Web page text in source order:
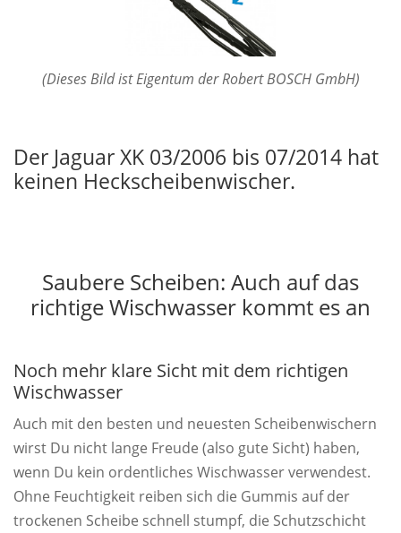
(Dieses Bild ist Eigentum der Robert BOSCH GmbH)
Der Jaguar XK 03/2006 bis 07/2014 hat
keinen Heckscheibenwischer.
Saubere Scheiben: Auch auf das
richtige Wischwasser kommt es an
Noch mehr klare Sicht mit dem richtigen
Wischwasser
Auch mit den besten und neuesten Scheibenwischern
wirst Du nicht lange Freude (also gute Sicht) haben,
wenn Du kein ordentliches Wischwasser verwendest.
Ohne Feuchtigkeit reiben sich die Gummis auf der
trockenen Scheibe schnell stumpf, die Schutzschicht